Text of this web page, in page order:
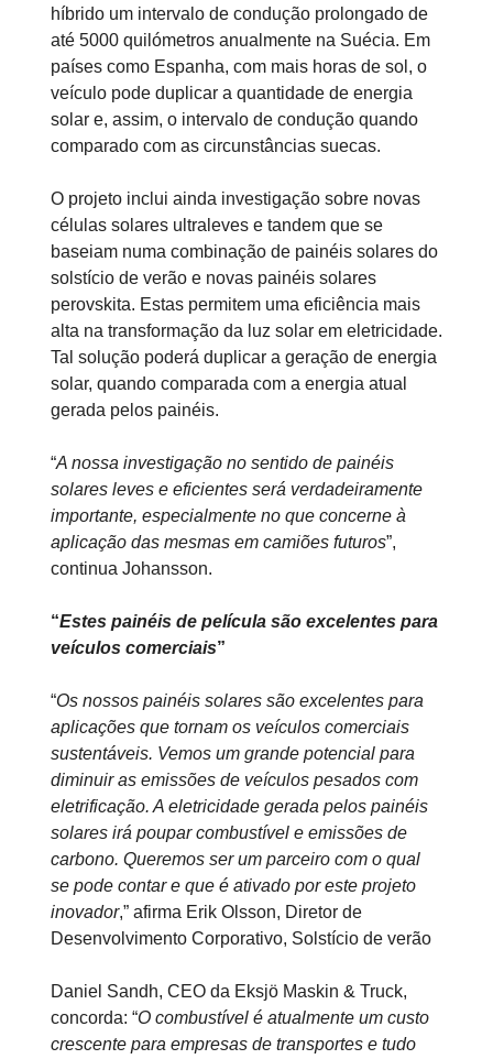
híbrido um intervalo de condução prolongado de
até 5000 quilómetros anualmente na Suécia. Em
países como Espanha, com mais horas de sol, o
veículo pode duplicar a quantidade de energia
solar e, assim, o intervalo de condução quando
comparado com as circunstâncias suecas.
O projeto inclui ainda investigação sobre novas
células solares ultraleves e tandem que se
baseiam numa combinação de painéis solares do
solstício de verão e novas painéis solares
perovskita. Estas permitem uma eficiência mais
alta na transformação da luz solar em eletricidade.
Tal solução poderá duplicar a geração de energia
solar, quando comparada com a energia atual
gerada pelos painéis.
“A nossa investigação no sentido de painéis
solares leves e eficientes será verdadeiramente
importante, especialmente no que concerne à
aplicação das mesmas em camiões futuros”,
continua Johansson.
“Estes painéis de película são excelentes para
veículos comerciais”
“Os nossos painéis solares são excelentes para
aplicações que tornam os veículos comerciais
sustentáveis. Vemos um grande potencial para
diminuir as emissões de veículos pesados com
eletrificação. A eletricidade gerada pelos painéis
solares irá poupar combustível e emissões de
carbono. Queremos ser um parceiro com o qual
se pode contar e que é ativado por este projeto
inovador,” afirma Erik Olsson, Diretor de
Desenvolvimento Corporativo, Solstício de verão
Daniel Sandh, CEO da Eksjö Maskin & Truck,
concorda: “O combustível é atualmente um custo
crescente para empresas de transportes e tudo